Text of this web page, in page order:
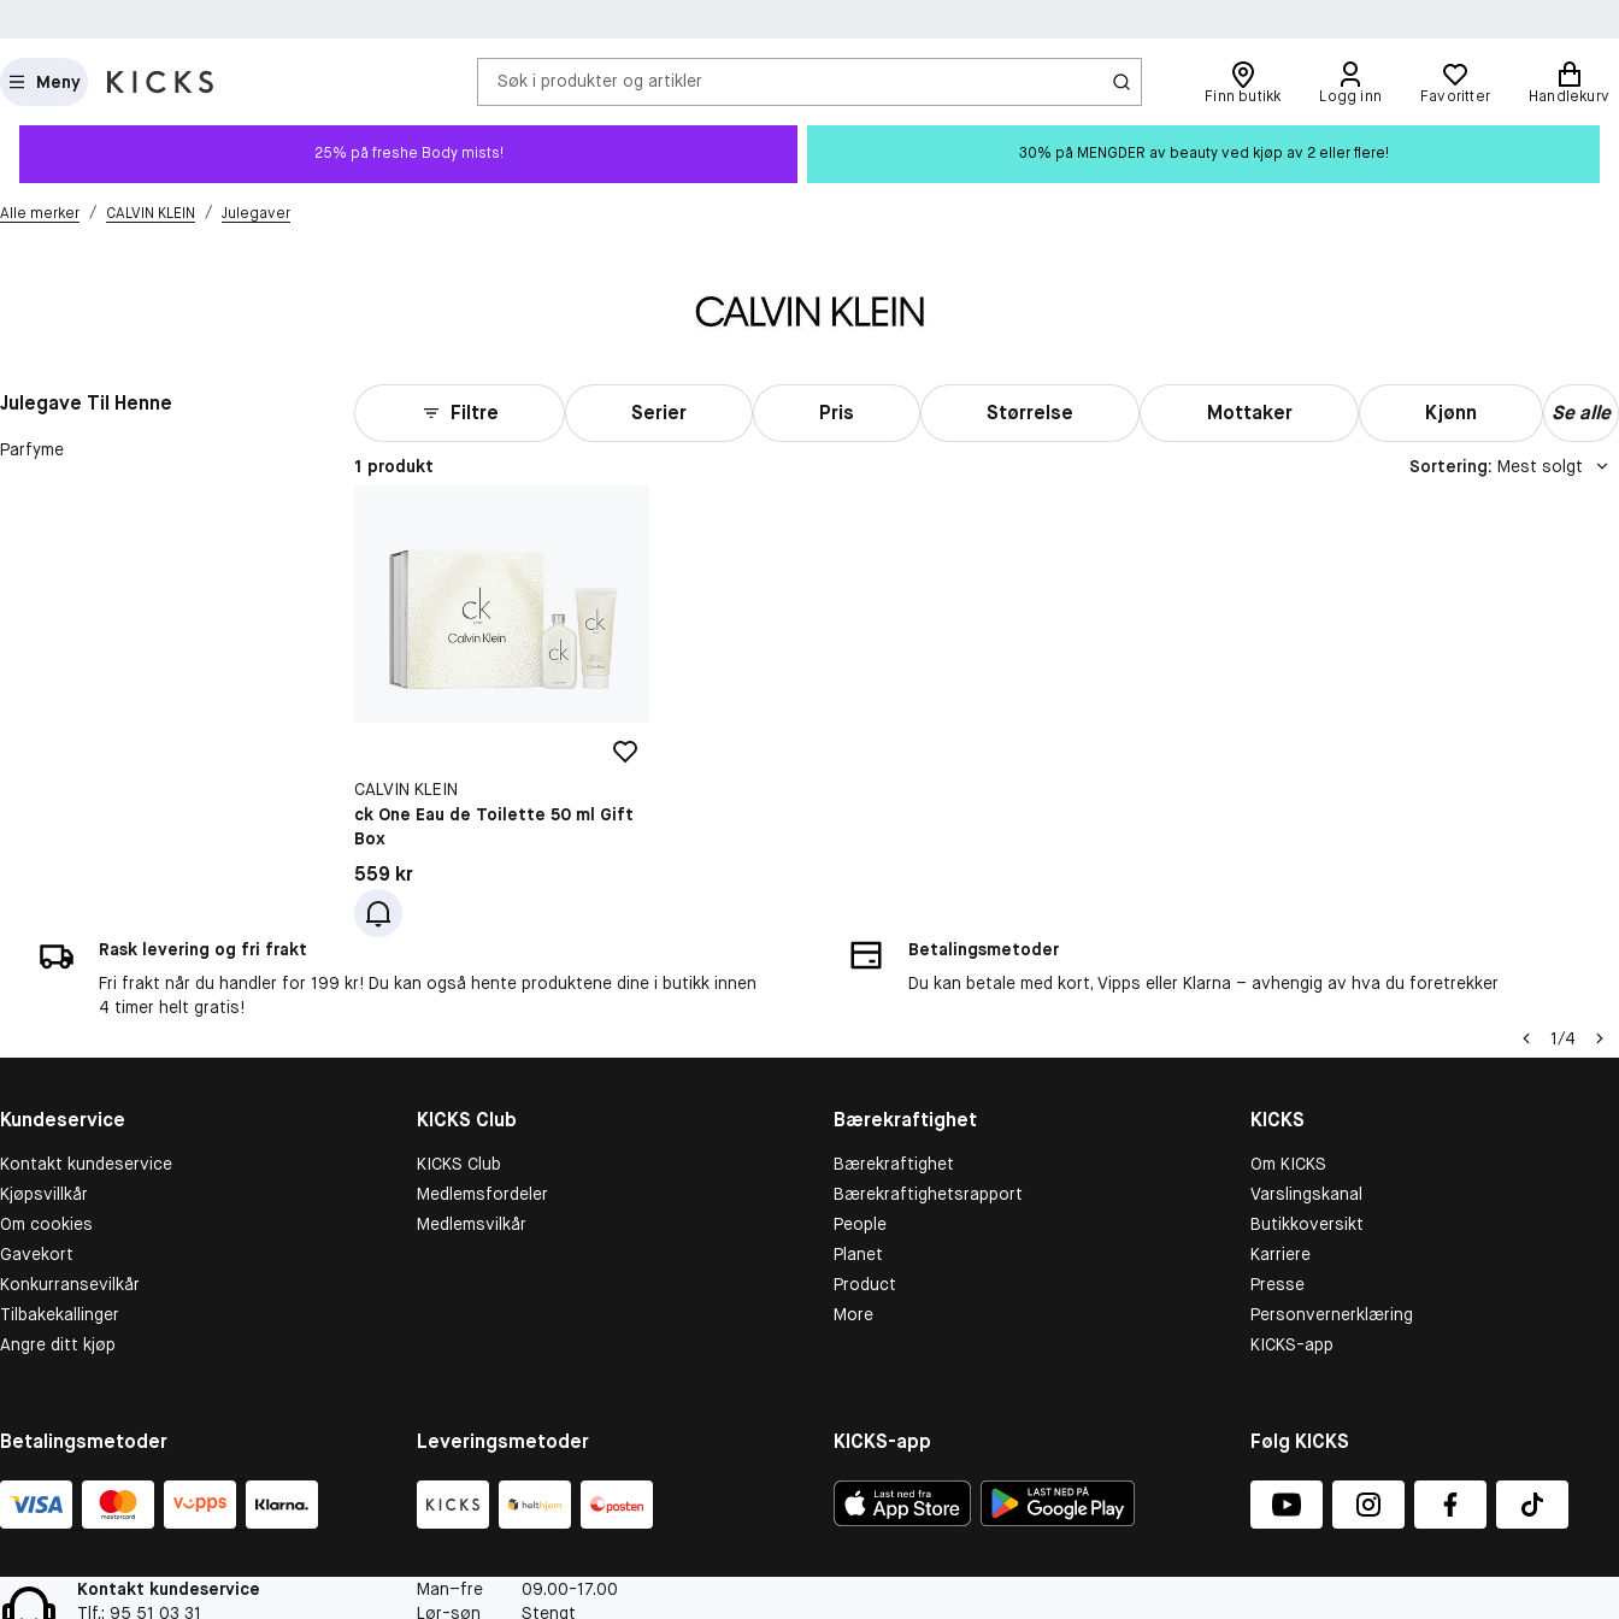
Meny Søk i produkter og artikler
Finn butikk Logg inn Favoritter Handlekurv
25% på freshe Body mists! 30% på MENGDER av beauty ved kjøp av 2 eller flere!
Alle merker / CALVIN KLEIN / Julegaver
Julegave Til Henne
Parfyme
Filtre Serier Pris Størrelse Mottaker Kjønn Se alle
1 produkt Sortering: Mest solgt
CALVIN KLEIN
ck One Eau de Toilette 50 ml Gift
Box
Pris: 559 kr
559 kr
Rask levering og fri frakt
Fri frakt når du handler for 199 kr! Du kan også hente produktene dine i butikk innen
4 timer helt gratis!
Betalingsmetoder
Du kan betale med kort, Vipps eller Klarna – avhengig av hva du foretrekker
1/4
Kundeservice
Kontakt kundeservice
Kjøpsvillkår
Om cookies
Gavekort
Konkurransevilkår
Tilbakekallinger
Angre ditt kjøp
KICKS Club
KICKS Club
Medlemsfordeler
Medlemsvilkår
Bærekraftighet
Bærekraftighet
Bærekraftighetsrapport
People
Planet
Product
More
KICKS
Om KICKS
Varslingskanal
Butikkoversikt
Karriere
Presse
Personvernerklæring
KICKS-app
Betalingsmetoder Leveringsmetoder KICKS-app Følg KICKS
Kontakt kundeservice
Tlf.: 95 51 03 31
Man–fre
09.00-17.00
Lør-søn
Stengt